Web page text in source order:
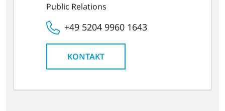
Public Relations
+49 5204 9960 1643
KONTAKT